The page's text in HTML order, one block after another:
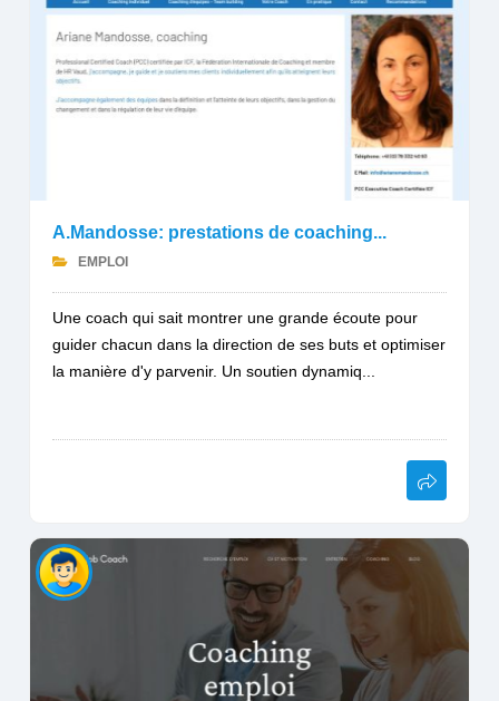
A.Mandosse: prestations de coaching...
EMPLOI
Une coach qui sait montrer une grande écoute pour
guider chacun dans la direction de ses buts et optimiser
la manière d'y parvenir. Un soutien dynamiq...